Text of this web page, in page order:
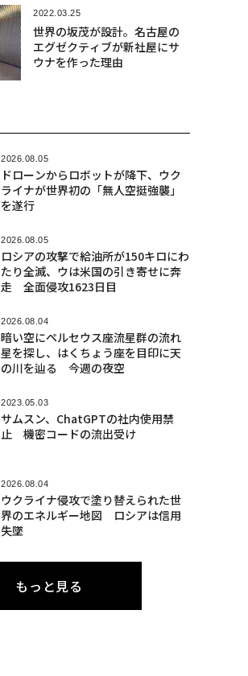
2022.03.25
世界の坂茂が設計。名古屋の
エグゼクティブが新社屋にサ
ウナを作った理由
2026.08.05
ドローンからロボットが降下、ウク
ライナが世界初の「無人空挺強襲」
を遂行
2026.08.05
ロシアの攻撃で給油所が150キロにわ
たり全滅、ウは米国の引き寄せに奔
走 全面侵攻1623日目
2026.08.04
暗い空にペルセウス座流星群の流れ
星を探し、はくちょう座を目印に天
の川を辿る 今週の夜空
2023.05.03
サムスン、ChatGPTの社内使用禁
止 機密コードの流出受け
2026.08.04
ウクライナ侵攻で塗り替えられた世
界のエネルギー地図 ロシアは信用
失墜
もっと見る